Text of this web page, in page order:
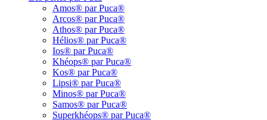
Amos® par Puca®
Arcos® par Puca®
Athos® par Puca®
Hélios® par Puca®
Ios® par Puca®
Khéops® par Puca®
Kos® par Puca®
Lipsi® par Puca®
Minos® par Puca®
Samos® par Puca®
Superkhéops® par Puca®